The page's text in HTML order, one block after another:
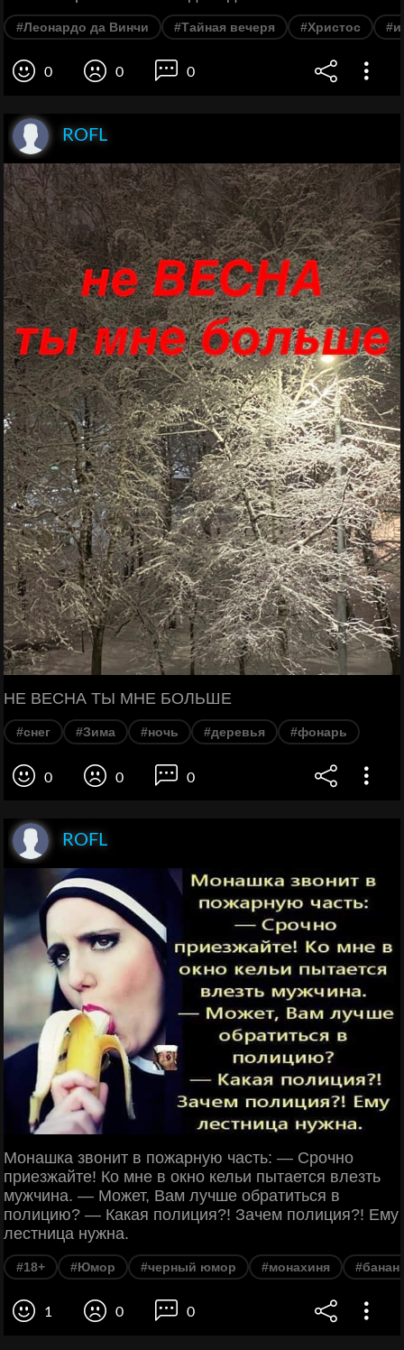
#Леонардо да Винчи #Тайная вечеря #Христос
0 0 0
ROFL
НЕ ВЕСНА ТЫ МНЕ БОЛЬШЕ
#снег #Зима #ночь #деревья #фонарь
0 0 0
ROFL
Монашка звонит в пожарную часть: — Срочно
приезжайте! Ко мне в окно кельи пытается влезть
мужчина. — Может, Вам лучше обратиться в
полицию? — Какая полиция?! Зачем полиция?! Ему
лестница нужна.
#18+ #Юмор #черный юмор #монахиня #банан
1 0 0